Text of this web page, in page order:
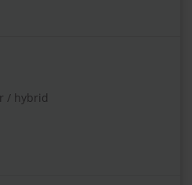
/ hybrid